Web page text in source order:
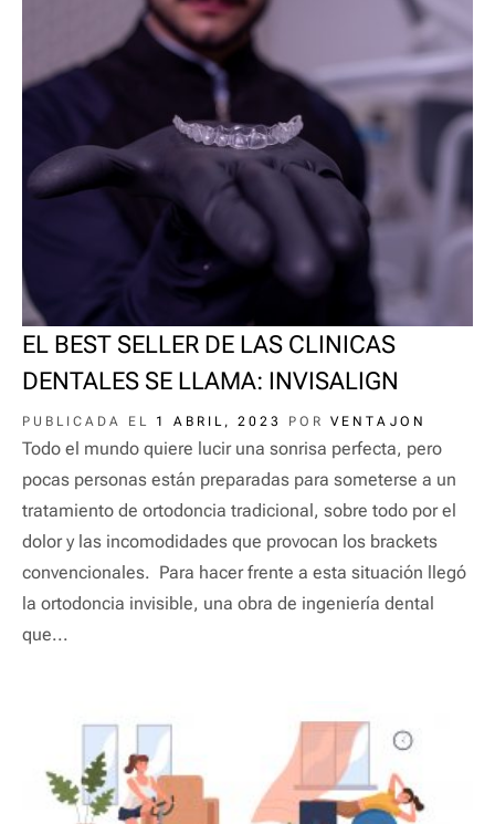
EL BEST SELLER DE LAS CLINICAS
DENTALES SE LLAMA: INVISALIGN
PUBLICADA EL 1 ABRIL, 2023 POR VENTAJON
Todo el mundo quiere lucir una sonrisa perfecta, pero
pocas personas están preparadas para someterse a un
tratamiento de ortodoncia tradicional, sobre todo por el
dolor y las incomodidades que provocan los brackets
convencionales. Para hacer frente a esta situación llegó
la ortodoncia invisible, una obra de ingeniería dental
que...